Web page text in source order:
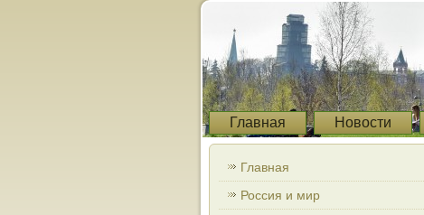
Главная Новости
Главная
Россия и мир